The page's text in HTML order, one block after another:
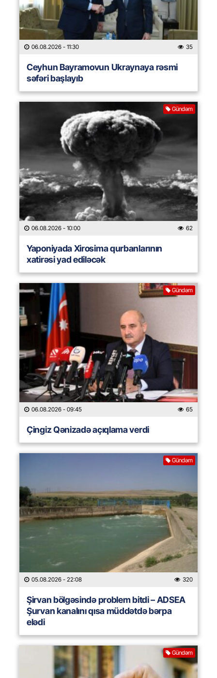
06.08.2026 - 11:30 35
Ceyhun Bayramovun Ukraynaya rəsmi
səfəri başlayıb
Gündəm
06.08.2026 - 10:00 62
Yaponiyada Xirosima qurbanlarının
xatirəsi yad ediləcək
Gündəm
06.08.2026 - 09:45 65
Çingiz Qənizadə açıqlama verdi
Gündəm
05.08.2026 - 22:08 320
Şirvan bölgəsində problem bitdi – ADSEA
Şurvan kanalını qısa müddətdə bərpa
elədi
Gündəm